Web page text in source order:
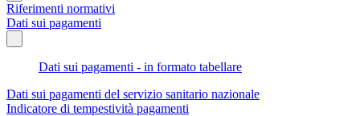
Riferimenti normativi
Dati sui pagamenti
Dati sui pagamenti - in formato tabellare
Dati sui pagamenti del servizio sanitario nazionale
Indicatore di tempestività pagamenti